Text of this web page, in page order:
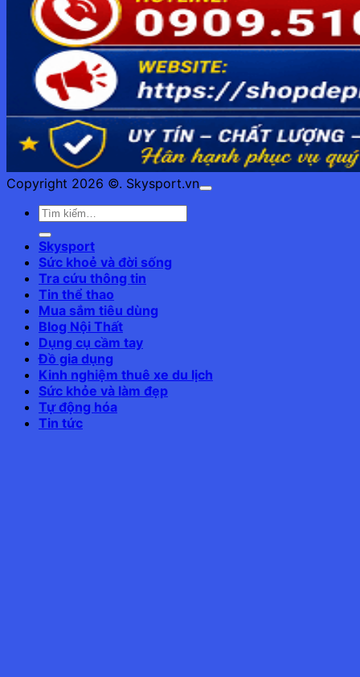
Copyright 2026 ©. Skysport.vn
Skysport
Sức khoẻ và đời sống
Tra cứu thông tin
Tin thể thao
Mua sắm tiêu dùng
Blog Nội Thất
Dụng cụ cầm tay
Đồ gia dụng
Kinh nghiệm thuê xe du lịch
Sức khỏe và làm đẹp
Tự động hóa
Tin tức